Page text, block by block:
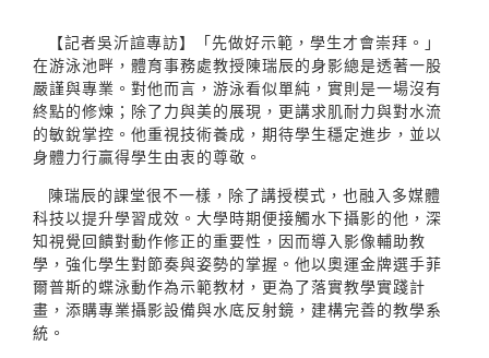
【記者吳沂諠專訪】「先做好示範，學生才會崇拜。」
在游泳池畔，體育事務處教授陳瑞辰的身影總是透著一股
嚴謹與專業。對他而言，游泳看似單純，實則是一場沒有
終點的修煉；除了力與美的展現，更講求肌耐力與對水流
的敏銳掌控。他重視技術養成，期待學生穩定進步，並以
身體力行贏得學生由衷的尊敬。
陳瑞辰的課堂很不一樣，除了講授模式，也融入多媒體
科技以提升學習成效。大學時期便接觸水下攝影的他，深
知視覺回饋對動作修正的重要性，因而導入影像輔助教
學，強化學生對節奏與姿勢的掌握。他以奧運金牌選手菲
爾普斯的蝶泳動作為示範教材，更為了落實教學實踐計
畫，添購專業攝影設備與水底反射鏡，建構完善的教學系
統。